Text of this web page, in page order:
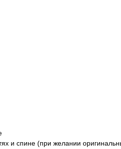
и спине (при желании